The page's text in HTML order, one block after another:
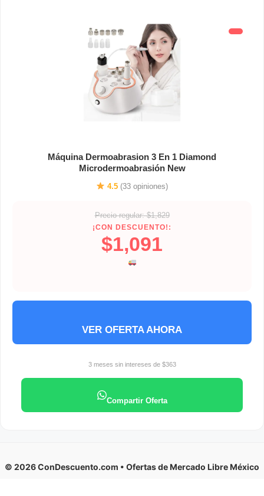
Máquina Dermoabrasion 3 En 1 Diamond
Microdermoabrasión New
4.5 (33 opiniones)
Precio regular: $1,829
¡CON DESCUENTO!:
$1,091
VER OFERTA AHORA
3 meses sin intereses de $363
Compartir Oferta